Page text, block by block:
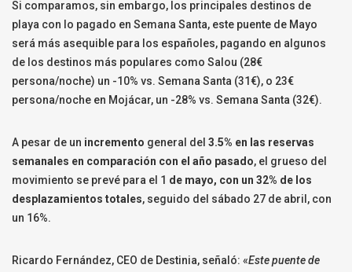
Si comparamos, sin embargo, los principales destinos de
playa con lo pagado en Semana Santa, este puente de Mayo
será más asequible para los españoles, pagando en algunos
de los destinos más populares como Salou (28€
persona/noche) un -10% vs. Semana Santa (31€), o 23€
persona/noche en Mojácar, un -28% vs. Semana Santa (32€).
A pesar de un incremento general del 3.5% en las reservas
semanales en comparación con el año pasado, el grueso del
movimiento se prevé para el 1 de mayo, con un 32% de los
desplazamientos totales, seguido del sábado 27 de abril, con
un 16%.
Ricardo Fernández, CEO de Destinia, señaló: «Este puente de